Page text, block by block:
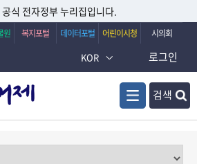
식 전자정부 누리집입니다.
원 복지포털 데이터포털 어린이시청
시의회
KOR
검색
로그인